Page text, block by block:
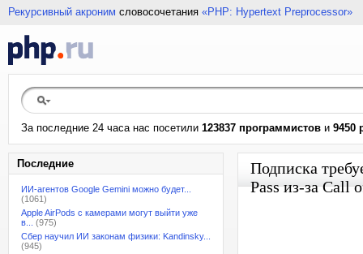
Рекурсивный акроним словосочетания «PHP: Hypertext Preprocessor»
За последние 24 часа нас посетили 123837 программистов и 9450
Последние
ИИ-агентов Google Gemini можно будет...
(1061)
Apple AirPods с камерами могут выйти уже
в...
(975)
Сбер научил ИИ законам физики: Kandinsky...
(945)
Подписка
Pass из-за Call